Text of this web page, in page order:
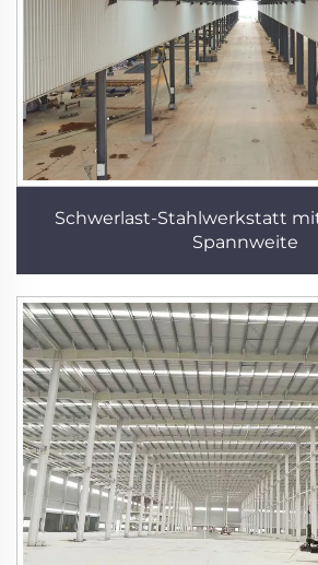
Schwerlast-Stahlwerkstatt
Spannweite